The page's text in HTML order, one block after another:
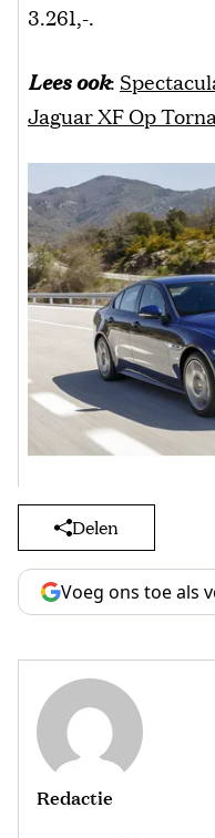
3.261,-.
Lees ook:
Jaguar XF Op
Delen
Voeg ons toe als
Redactie